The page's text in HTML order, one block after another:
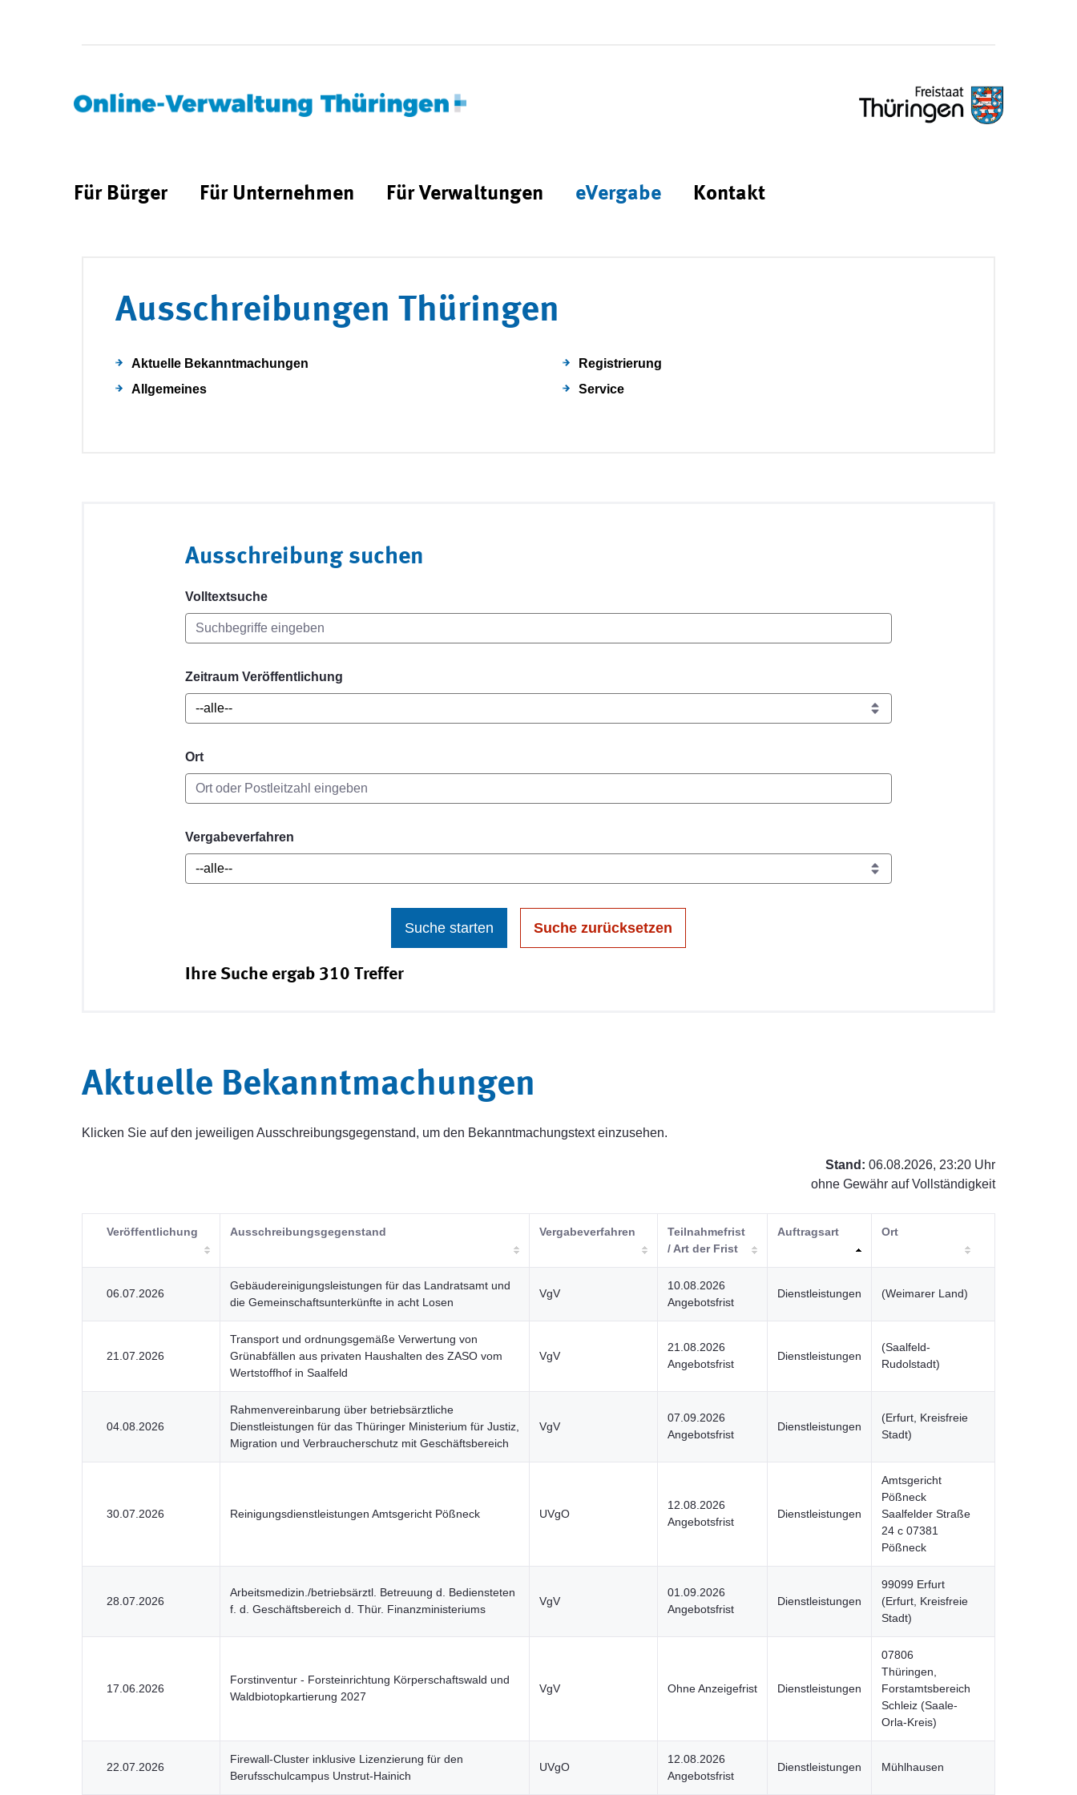
Für Bürger Für Unternehmen Für Verwaltungen eVergabe Kontakt
Ausschreibungen Thüringen
Aktuelle Bekanntmachungen
Allgemeines
Registrierung
Service
Ausschreibung suchen
Volltextsuche
Zeitraum Veröffentlichung
Ort
Vergabeverfahren
Suche starten Suche zurücksetzen
Ihre Suche ergab 310 Treffer
Aktuelle Bekanntmachungen
Klicken Sie auf den jeweiligen Ausschreibungsgegenstand, um den Bekanntmachungstext einzusehen.
Stand: 06.08.2026, 23:20 Uhr
ohne Gewähr auf Vollständigkeit
Veröffentlichung Ausschreibungsgegenstand Vergabeverfahren
Teilnahmefrist
/ Art der Frist
Auftragsart Ort
06.07.2026
Gebäudereinigungsleistungen für das Landratsamt und
die Gemeinschaftsunterkünfte in acht Losen
VgV
10.08.2026
Angebotsfrist
Dienstleistungen (Weimarer Land)
21.07.2026
Transport und ordnungsgemäße Verwertung von
Grünabfällen aus privaten Haushalten des ZASO vom
Wertstoffhof in Saalfeld
VgV
21.08.2026
Angebotsfrist
Dienstleistungen
(Saalfeld-
Rudolstadt)
04.08.2026
Rahmenvereinbarung über betriebsärztliche
Dienstleistungen für das Thüringer Ministerium für Justiz,
Migration und Verbraucherschutz mit Geschäftsbereich
VgV
07.09.2026
Angebotsfrist
Dienstleistungen
(Erfurt, Kreisfreie
Stadt)
30.07.2026 Reinigungsdienstleistungen Amtsgericht Pößneck UVgO
12.08.2026
Angebotsfrist
Dienstleistungen
Amtsgericht
Pößneck
Saalfelder Straße
24 c 07381
Pößneck
28.07.2026
Arbeitsmedizin./betriebsärztl. Betreuung d. Bediensteten
f. d. Geschäftsbereich d. Thür. Finanzministeriums
VgV
01.09.2026
Angebotsfrist
Dienstleistungen
99099 Erfurt
(Erfurt, Kreisfreie
Stadt)
17.06.2026
Forstinventur - Forsteinrichtung Körperschaftswald und
Waldbiotopkartierung 2027
VgV Ohne Anzeigefrist Dienstleistungen
07806
Thüringen,
Forstamtsbereich
Schleiz (Saale-
Orla-Kreis)
22.07.2026
Firewall-Cluster inklusive Lizenzierung für den
Berufsschulcampus Unstrut-Hainich
UVgO
12.08.2026
Angebotsfrist
Dienstleistungen Mühlhausen